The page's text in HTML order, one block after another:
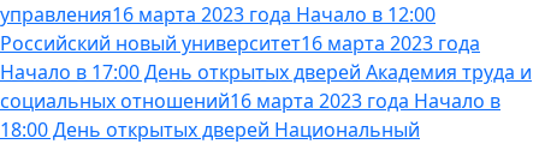
управления16 марта 2023 года Начало в 12:00
Российский новый университет16 марта 2023 года
Начало в 17:00 День открытых дверей Академия труда и
социальных отношений16 марта 2023 года Начало в
18:00 День открытых дверей Национальный